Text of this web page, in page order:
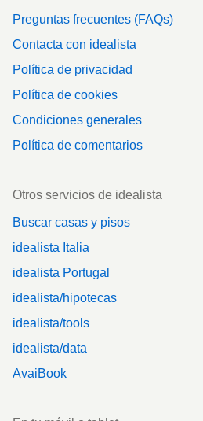
Preguntas frecuentes (FAQs)
Contacta con idealista
Política de privacidad
Política de cookies
Condiciones generales
Política de comentarios
Otros servicios de idealista
Buscar casas y pisos
idealista Italia
idealista Portugal
idealista/hipotecas
idealista/tools
idealista/data
AvaiBook